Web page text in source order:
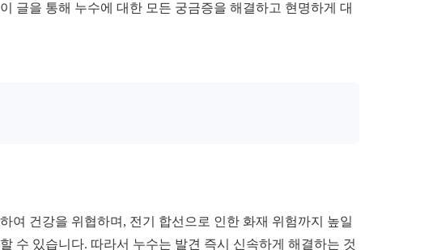
글을 통해 누수에 대한 모든 궁금증을 해결하고 현명하게 대
여 건강을 위협하며, 전기 합선으로 인한 화재 위험까지 높일
수 있습니다. 따라서 누수는 발견 즉시 신속하게 해결하는 것